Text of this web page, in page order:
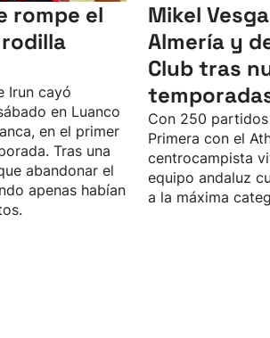
rompe el
Irun cayó
en Luanco
en el primer
Tras una
abandonar el
apenas habían
Mikel
Almería y
Club tras
Con 250
Primera con el
centrocampista
equipo andaluz
a la máxima